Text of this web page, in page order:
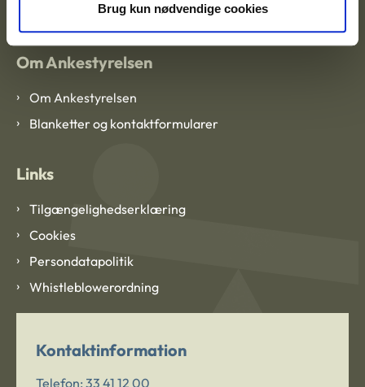
Brug kun nødvendige cookies
Om Ankestyrelsen
Om Ankestyrelsen
Blanketter og kontaktformularer
Links
Tilgængelighedserklæring
Cookies
Persondatapolitik
Whistleblowerordning
Kontaktinformation
Telefon: 33 41 12 00